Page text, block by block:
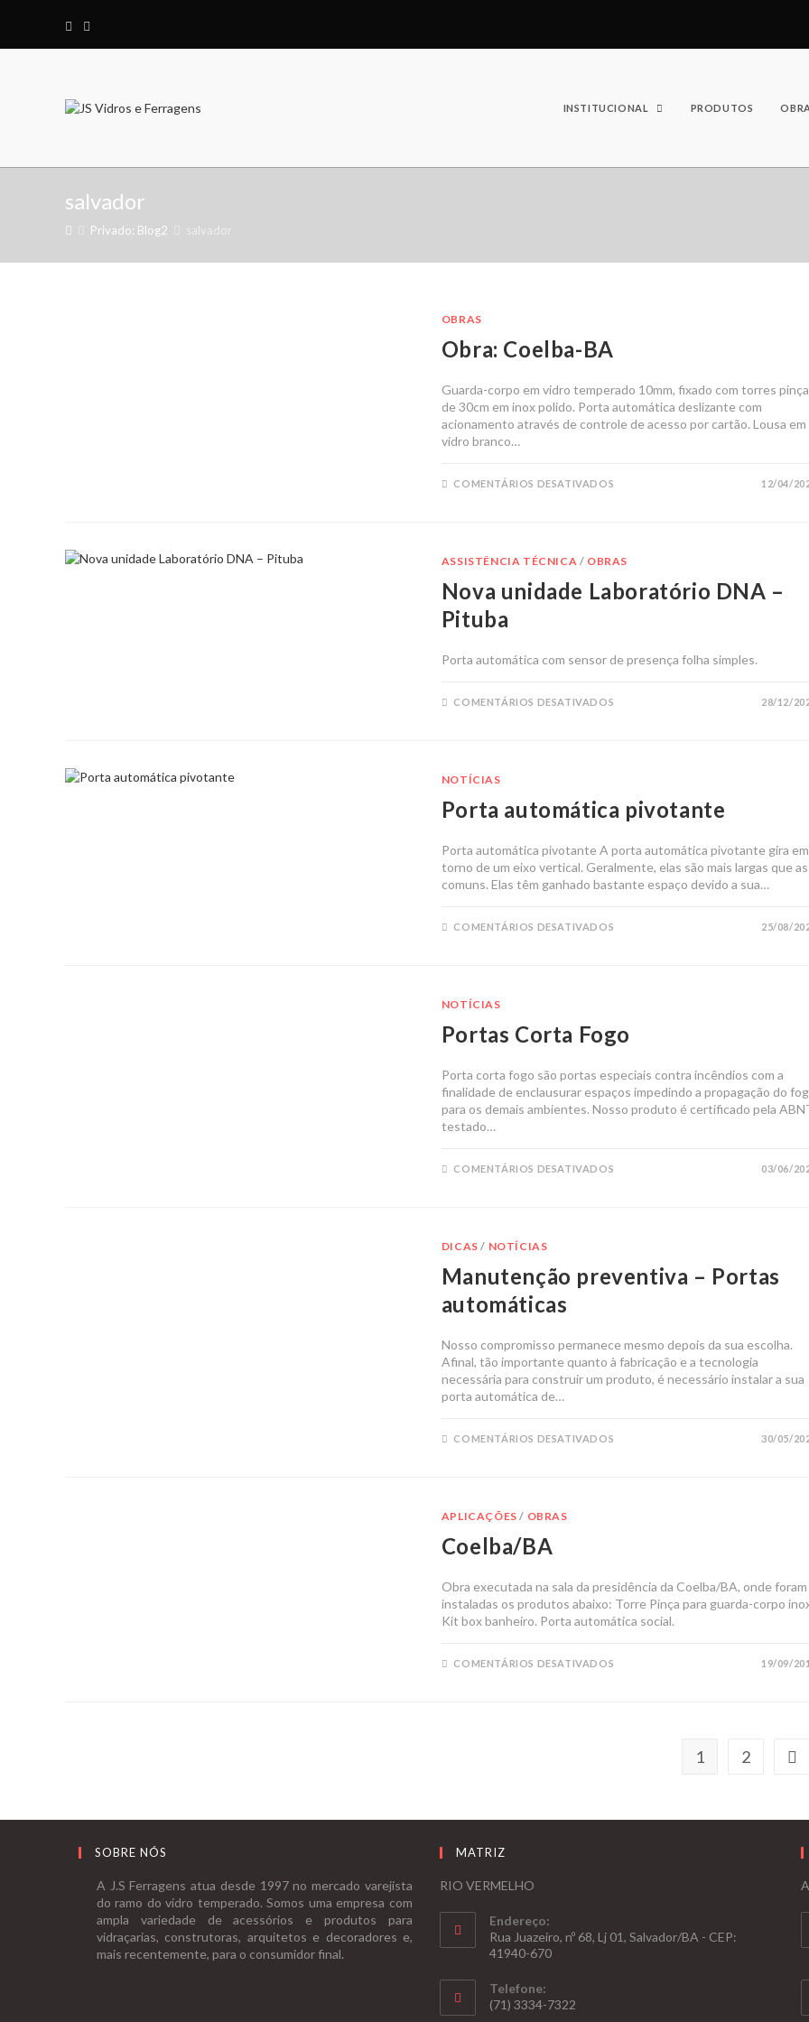
INSTITUCIONAL PRODUTOS
salvador
Privado: Blog2 salvador
OBRAS
Obra: Coelba-BA
Guarda-corpo em vidro temperado 10mm, fixado com torres pinça
de 30cm em inox polido. Porta automática deslizante com
acionamento através de controle de acesso por cartão. Lousa em
vidro branco…
COMENTÁRIOS DESATIVADOS 12/04/
ASSISTÊNCIA TÉCNICA / OBRAS
Nova unidade Laboratório DNA –
Pituba
Porta automática com sensor de presença folha simples.
COMENTÁRIOS DESATIVADOS 28/12/
NOTÍCIAS
Porta automática pivotante
Porta automática pivotante A porta automática pivotante gira em
torno de um eixo vertical. Geralmente, elas são mais largas que as
comuns. Elas têm ganhado bastante espaço devido a sua…
COMENTÁRIOS DESATIVADOS 25/08/
NOTÍCIAS
Portas Corta Fogo
Porta corta fogo são portas especiais contra incêndios com a
finalidade de enclausurar espaços impedindo a propagação do
para os demais ambientes. Nosso produto é certificado pela
testado…
COMENTÁRIOS DESATIVADOS 03/06/
DICAS / NOTÍCIAS
Manutenção preventiva – Portas
automáticas
Nosso compromisso permanece mesmo depois da sua escolha.
Afinal, tão importante quanto à fabricação e a tecnologia
necessária para construir um produto, é necessário instalar a sua
porta automática de…
COMENTÁRIOS DESATIVADOS 30/05/
APLICAÇÕES / OBRAS
Coelba/BA
Obra executada na sala da presidência da Coelba/BA, onde foram
instaladas os produtos abaixo: Torre Pinça para guarda-corpo
Kit box banheiro. Porta automática social.
COMENTÁRIOS DESATIVADOS 19/09/
1 2
SOBRE NÓS
A J.S Ferragens atua desde 1997 no mercado varejista
do ramo do vidro temperado. Somos uma empresa com
ampla variedade de acessórios e produtos para
vidraçarias, construtoras, arquitetos e decoradores e,
mais recentemente, para o consumidor final.
MATRIZ
RIO VERMELHO
Endereço:
Rua Juazeiro, nº 68, Lj 01, Salvador/BA - CEP:
41940-670
Telefone:
(71) 3334-7322